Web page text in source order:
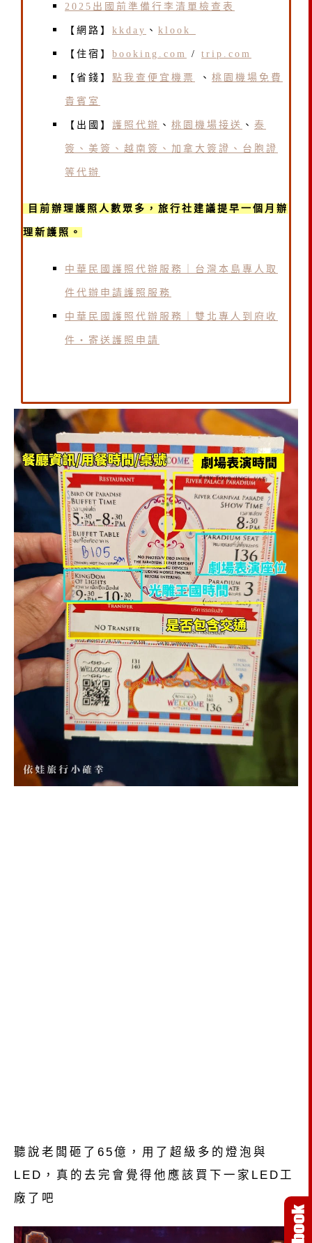
2025出國前準備行李清單檢查表
【網路】 kkday 、 klook
【住宿】 booking.com / trip.com
【省錢】 點我查便宜機票 、 桃園機場免費
貴賓室
【出國】 護照代辦 、 桃園機場接送 、 泰
簽、美簽、越南簽、加拿大簽證、台胞證
等代辦
目前辦理護照人數眾多，旅行社建議提早一個月辦
理新護照。
中華民國護照代辦服務｜台灣本島專人取
件代辦申請護照服務
中華民國護照代辦服務｜雙北專人到府收
件・寄送護照申請
聽說老闆砸了65億，用了超級多的燈泡與
LED，真的去完會覺得他應該買下一家LED工
廠了吧